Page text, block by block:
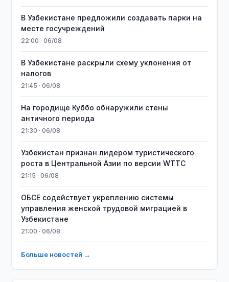
В Узбекистане предложили создавать парки на
месте госучреждений
22:00 · 06/08
В Узбекистане раскрыли схему уклонения от
налогов
21:45 · 06/08
На городище Куббо обнаружили стены
античного периода
21:30 · 06/08
Узбекистан признан лидером туристического
роста в Центральной Азии по версии WTTC
21:15 · 06/08
ОБСЕ содействует укреплению системы
управления женской трудовой миграцией в
Узбекистане
21:00 · 06/08
Больше новостей →